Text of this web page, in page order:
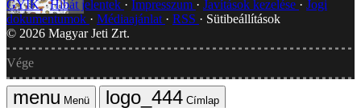
GYIK Hibát jelentek Impresszum Javítások kezelése
Jogi
dokumentumok
Médiaajánlat RSS
Sütibeállítások
© 2026 Magyar Jeti Zrt.
Vége
Menü
Címlap